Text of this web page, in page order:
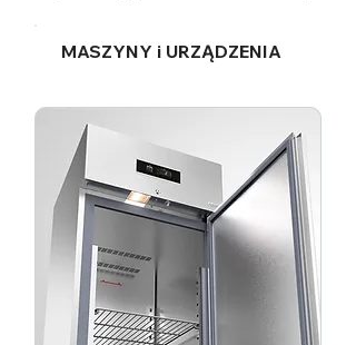
MASZYNY i URZĄDZENIA